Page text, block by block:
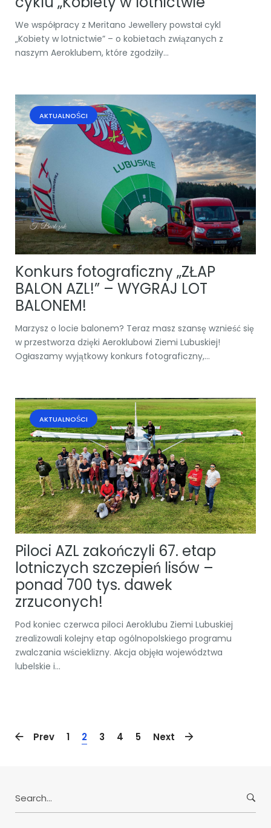
We współpracy z Meritano Jewellery powstał cykl
„Kobiety w lotnictwie” – o kobietach związanych z
naszym Aeroklubem, które zgodziły...
AKTUALNOŚCI
Konkurs fotograficzny „ZŁAP
BALON AZL!” – WYGRAJ LOT
BALONEM!
Marzysz o locie balonem? Teraz masz szansę wznieść się
w przestworza dzięki Aeroklubowi Ziemi Lubuskiej!
Ogłaszamy wyjątkowy konkurs fotograficzny,...
AKTUALNOŚCI
Piloci AZL zakończyli 67. etap
lotniczych szczepień lisów –
ponad 700 tys. dawek
zrzuconych!
Pod koniec czerwca piloci Aeroklubu Ziemi Lubuskiej
zrealizowali kolejny etap ogólnopolskiego programu
zwalczania wścieklizny. Akcja objęła województwa
lubelskie i...
Prev 1 2 3 4 5 Next
for: